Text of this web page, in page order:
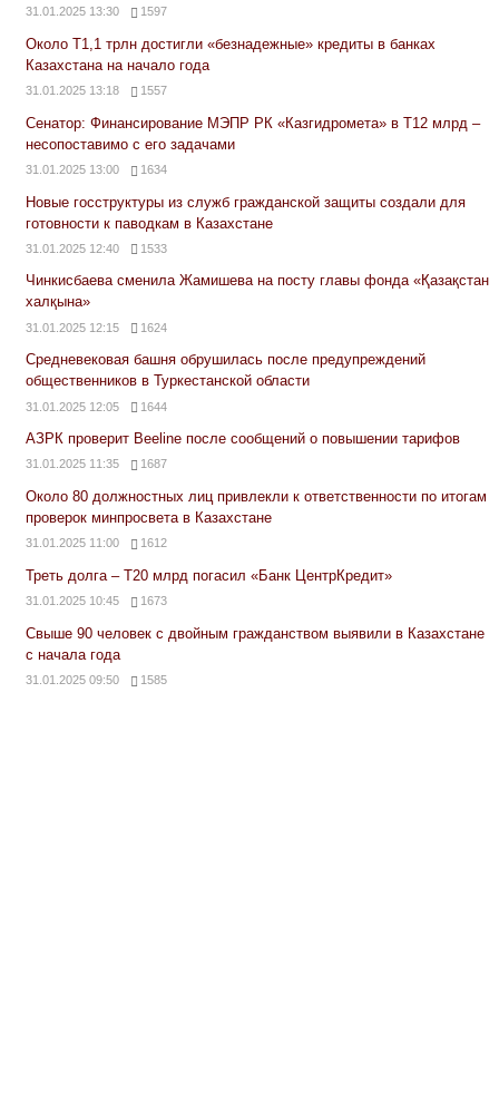
31.01.2025 13:30 1597
Около Т1,1 трлн достигли «безнадежные» кредиты в банках
Казахстана на начало года
31.01.2025 13:18 1557
Сенатор: Финансирование МЭПР РК «Казгидромета» в Т12 млрд –
несопоставимо с его задачами
31.01.2025 13:00 1634
Новые госструктуры из служб гражданской защиты создали для
готовности к паводкам в Казахстане
31.01.2025 12:40 1533
Чинкисбаева сменила Жамишева на посту главы фонда «Қазақстан
халқына»
31.01.2025 12:15 1624
Средневековая башня обрушилась после предупреждений
общественников в Туркестанской области
31.01.2025 12:05 1644
АЗРК проверит Beeline после сообщений о повышении тарифов
31.01.2025 11:35 1687
Около 80 должностных лиц привлекли к ответственности по итогам
проверок минпросвета в Казахстане
31.01.2025 11:00 1612
Треть долга – Т20 млрд погасил «Банк ЦентрКредит»
31.01.2025 10:45 1673
Свыше 90 человек с двойным гражданством выявили в Казахстане
с начала года
31.01.2025 09:50 1585